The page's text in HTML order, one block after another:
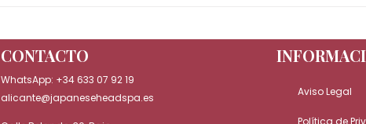
Head Spa Alicante
autocuidado
CONTACTO
WhatsApp: +34 633 07 92 19
alicante@japaneseheadspa.es
Aviso Legal
Política de